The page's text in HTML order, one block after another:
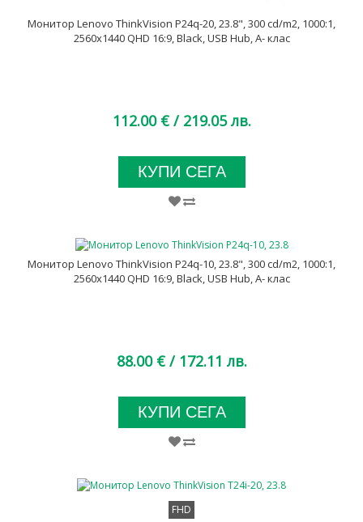
Монитор Lenovo ThinkVision P24q-20, 23.8", 300 cd/m2, 1000:1,
2560x1440 QHD 16:9, Black, USB Hub, A- клас
112.00 € / 219.05 лв.
КУПИ СЕГА
Монитор Lenovo ThinkVision P24q-10, 23.8", 300 cd/m2, 1000:1,
2560x1440 QHD 16:9, Black, USB Hub, A- клас
88.00 € / 172.11 лв.
КУПИ СЕГА
FHD